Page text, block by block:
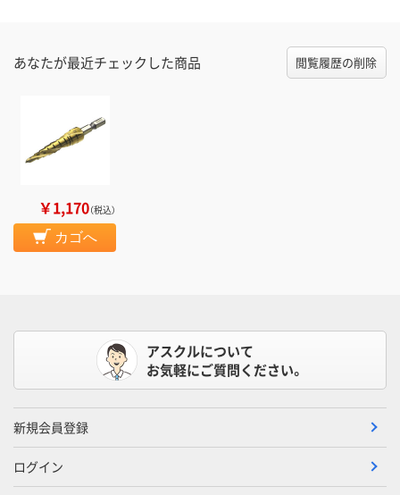
あなたが最近チェックした商品 閲覧履歴の削除
￥1,170（税込）
カゴへ
アスクルについて
お気軽にご質問ください。
新規会員登録
ログイン